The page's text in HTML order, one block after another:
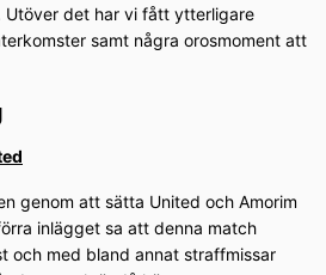
det har vi fått ytterligare
samt några orosmoment att
genom att sätta United och Amorim
inlägget sa att denna match
och med bland annat straffmissar